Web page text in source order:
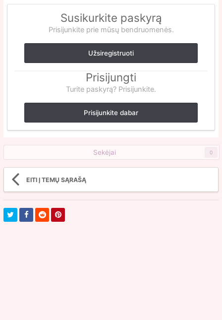
Susikurkite paskyrą
Prisijunkite prie mūsų bendruomenės.
Užsiregistruoti
Prisijungti
Turite paskyrą? Prisijunkite.
Prisijunkite dabar
Sekėjai 0
EITI Į TEMŲ SĄRAŠĄ